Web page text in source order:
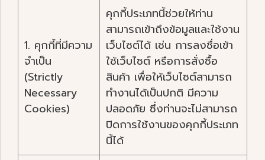
1. คุกกี้ที่มีความ
จำเป็น
(Strictly
Necessary
Cookies)
คุกกี้ประเภทนี้ช่วยให้ท่าน
สามารถเข้าถึงข้อมูลและใช้งาน
เว็บไซต์ได้ เช่น การลงชื่อเข้า
ใช้เว็บไซต์ หรือการสั่งซื้อ
สินค้า เพื่อให้เว็บไซต์สามารถ
ทำงานได้เป็นปกติ มีความ
ปลอดภัย ซึ่งท่านจะไม่สามารถ
ปิดการใช้งานของคุกกี้ประเภท
นี้ได้